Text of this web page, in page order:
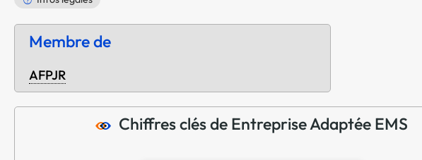
Membre de
AFPJR
Chiffres clés de Entreprise Adaptée EMS